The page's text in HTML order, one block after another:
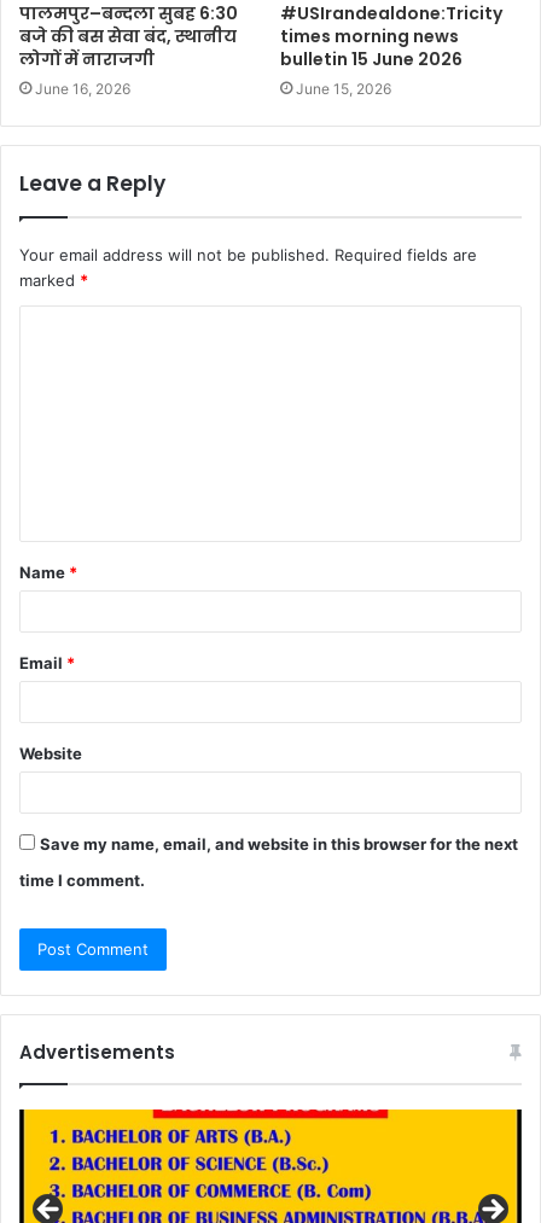
पालमपुर–बन्दला सुबह 6:30
बजे की बस सेवा बंद, स्थानीय
लोगों में नाराजगी
June 16, 2026
#USIrandealdone:Tricity
times morning news
bulletin 15 June 2026
June 15, 2026
Leave a Reply
Your email address will not be published. Required fields are
marked *
Name *
Email *
Website
Save my name, email, and website in this browser for the next
time I comment.
Advertisements